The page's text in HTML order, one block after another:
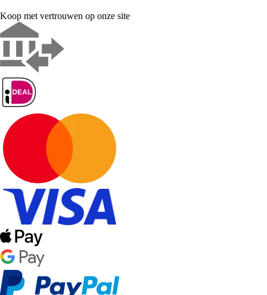
Koop met vertrouwen op onze site